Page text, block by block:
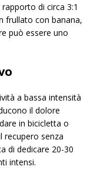
di circa 3:1
frullato con banana,
può essere uno
a bassa intensità
il dolore
in bicicletta o
recupero senza
di dedicare 20-30
intensi.